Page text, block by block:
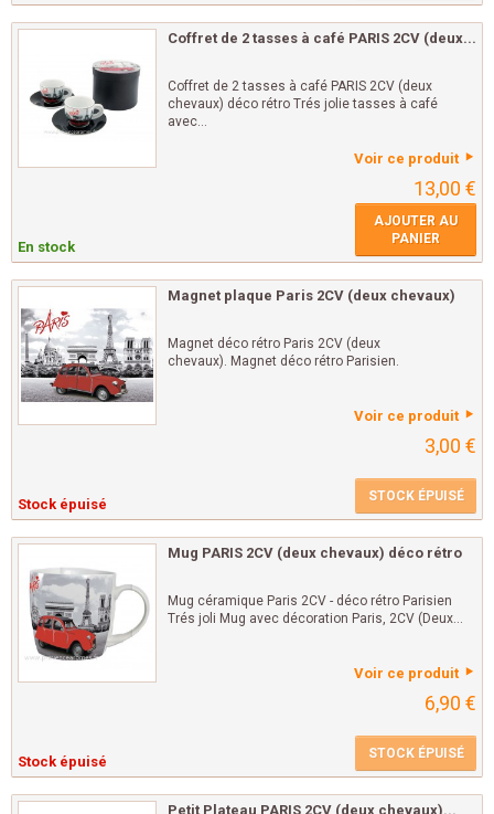
Coffret de 2 tasses à café PARIS 2CV (deux...
Coffret de 2 tasses à café PARIS 2CV (deux
chevaux) déco rétro Trés jolie tasses à café
avec...
Voir ce produit
13,00 €
En stock
AJOUTER AU
PANIER
Magnet plaque Paris 2CV (deux chevaux)
Magnet déco rétro Paris 2CV (deux
chevaux). Magnet déco rétro Parisien.
Voir ce produit
3,00 €
Stock épuisé STOCK ÉPUISÉ
Mug PARIS 2CV (deux chevaux) déco rétro
Mug céramique Paris 2CV - déco rétro Parisien
Trés joli Mug avec décoration Paris, 2CV (Deux...
Voir ce produit
6,90 €
Stock épuisé STOCK ÉPUISÉ
Petit Plateau PARIS 2CV (deux chevaux)...